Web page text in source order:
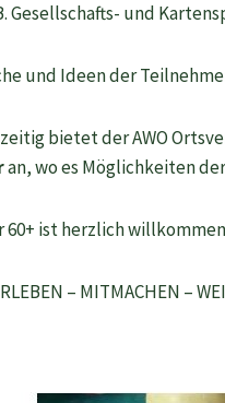
Gesellschafts- und
und Ideen der
bietet der AWO
an, wo es Möglichkeiten
60+ ist herzlich
– MITMACHEN –